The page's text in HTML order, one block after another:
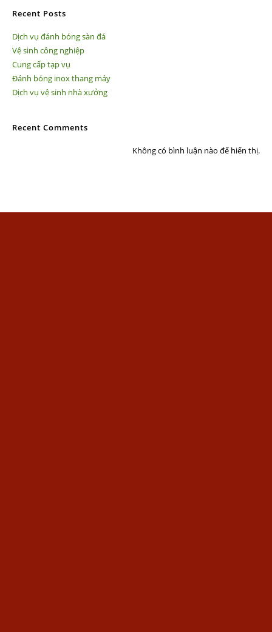
Recent Posts
Dịch vụ đánh bóng sàn đá
Vệ sinh công nghiệp
Cung cấp tạp vụ
Đánh bóng inox thang máy
Dịch vụ vệ sinh nhà xưởng
Recent Comments
Không có bình luận nào để hiển thị.